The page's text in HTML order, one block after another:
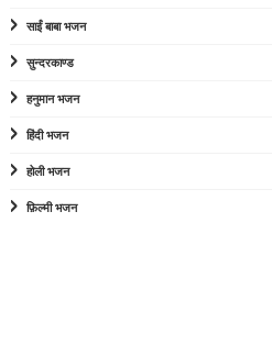
साईं बाबा भजन
सुन्दरकाण्ड
हनुमान भजन
हिंदी भजन
होली भजन
फ़िल्मी भजन